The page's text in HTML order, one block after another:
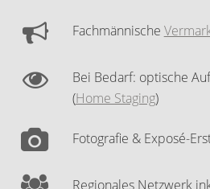
Fachmännische
Bei Bedarf: optische
(Home Staging)
Fotografie & Exposé-
Regionales Netzwerk